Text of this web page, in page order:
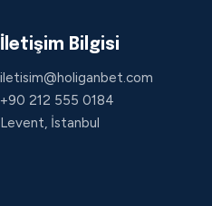
İletişim Bilgisi
iletisim@holiganbet.com
+90 212 555 0184
Levent, İstanbul